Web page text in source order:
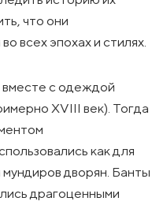
что они
всех эпохах и стилях.
вместе с одеждой
XVIII век). Тогда
как для
дворян. Банты
драгоценными